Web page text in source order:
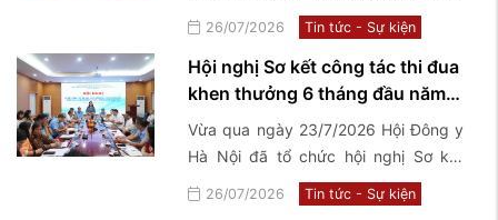
Đại hội Đại biểu lần thứ XIII nhiệm kỳ
2026-2031 với chủ đề "Kế thừa - Đổi
mới - Chuẩn hóa - Phát triển".
26/07/2026 Tin tức - Sự kiện
Hội nghị Sơ kết công tác thi đua
khen thưởng 6 tháng đầu năm,
triển khai nhiệm vụ trọng tâm 6
tháng cuối năm 2026
Vừa qua ngày 23/7/2026 Hội Đông y
Hà Nội đã tổ chức hội nghị Sơ kết
công tác thi đua khen thưởng 6
tháng đầu năm, triển khai nhiệm vụ
26/07/2026 Tin tức - Sự kiện